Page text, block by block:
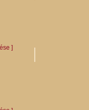
]